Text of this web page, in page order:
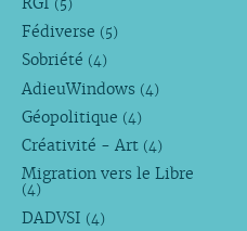
(5)
Fédiverse (5)
Sobriété (4)
AdieuWindows (4)
Géopolitique (4)
Créativité - Art (4)
Migration vers le Libre
(4)
DADVSI (4)